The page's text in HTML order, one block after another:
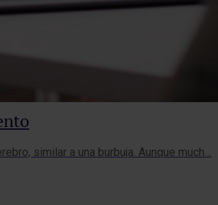
similar a una burbuja. Aunque much…